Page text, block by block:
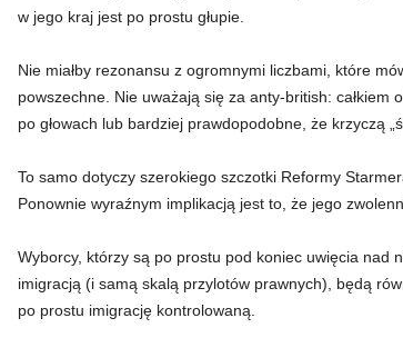
w jego kraj jest po prostu głupie.
Nie miałby rezonansu z ogromnymi liczbami, które
powszechne. Nie uważają się za anty-british: całkiem
po głowach lub bardziej prawdopodobne, że krzyczą
To samo dotyczy szerokiego szczotki Reformy
Ponownie wyraźnym implikacją jest to, że jego
Wyborcy, którzy są po prostu pod koniec uwięcia nad
imigracją (i samą skalą przylotów prawnych), będą
po prostu imigrację kontrolowaną.